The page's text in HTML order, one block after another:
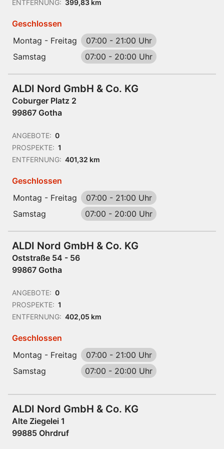
ENTFERNUNG: 399,83 km
Geschlossen
Montag - Freitag
07:00 - 21:00 Uhr
Samstag
07:00 - 20:00 Uhr
ALDI Nord GmbH & Co. KG
Coburger Platz 2
99867 Gotha
ANGEBOTE: 0
PROSPEKTE: 1
ENTFERNUNG: 401,32 km
Geschlossen
Montag - Freitag
07:00 - 21:00 Uhr
Samstag
07:00 - 20:00 Uhr
ALDI Nord GmbH & Co. KG
Oststraße 54 - 56
99867 Gotha
ANGEBOTE: 0
PROSPEKTE: 1
ENTFERNUNG: 402,05 km
Geschlossen
Montag - Freitag
07:00 - 21:00 Uhr
Samstag
07:00 - 20:00 Uhr
ALDI Nord GmbH & Co. KG
Alte Ziegelei 1
99885 Ohrdruf